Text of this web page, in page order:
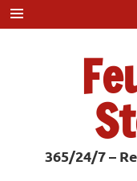
Zum
Inhalt
springen
365/24/7 –